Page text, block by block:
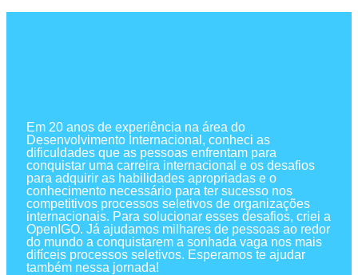
Em 20 anos de experiência na área do
Desenvolvimento Internacional, conheci as
dificuldades que as pessoas enfrentam para
conquistar uma carreira internacional e os desafios
para adquirir as habilidades apropriadas e o
conhecimento necessário para ter sucesso nos
competitivos processos seletivos de organizações
internacionais. Para solucionar esses desafios, criei a
OpenIGO. Já ajudamos milhares de pessoas ao redor
do mundo a conquistarem a sonhada vaga nos mais
difíceis processos seletivos. Esperamos te ajudar
também nessa jornada!